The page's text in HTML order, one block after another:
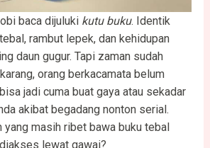
baca dijuluki kutu buku. Identik
rambut lepek, dan kehidupan
daun gugur. Tapi zaman sudah
orang berkacamata belum
jadi cuma buat gaya atau sekadar
akibat begadang nonton serial.
yang masih ribet bawa buku tebal
lewat gawai?